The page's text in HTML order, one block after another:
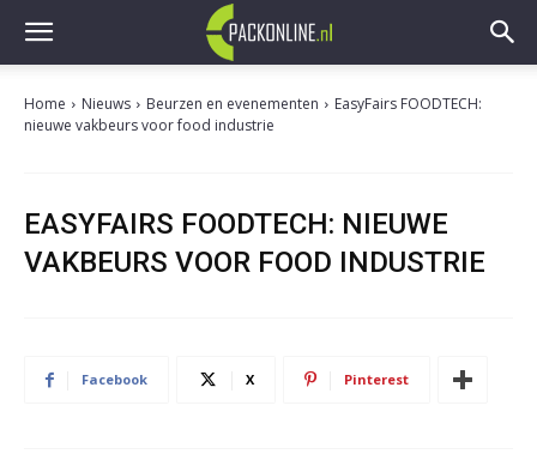
Home Nieuws Beurzen en evenementen
EasyFairs FOODTECH:
nieuwe vakbeurs voor food industrie
EASYFAIRS FOODTECH: NIEUWE
VAKBEURS VOOR FOOD INDUSTRIE
Facebook X Pinterest